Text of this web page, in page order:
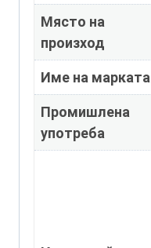
Място на
произход
Име на марката
Промишлена
употреба